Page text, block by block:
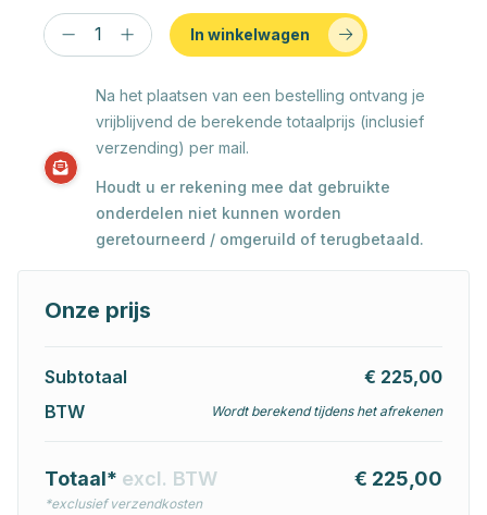
In winkelwagen
Na het plaatsen van een bestelling ontvang je
vrijblijvend de berekende totaalprijs (inclusief
verzending) per mail.
Houdt u er rekening mee dat gebruikte
onderdelen niet kunnen worden
geretourneerd / omgeruild of terugbetaald.
Onze prijs
Subtotaal
€ 225,00
BTW
Wordt berekend tijdens het afrekenen
Totaal* excl. BTW
*exclusief verzendkosten
€ 225,00